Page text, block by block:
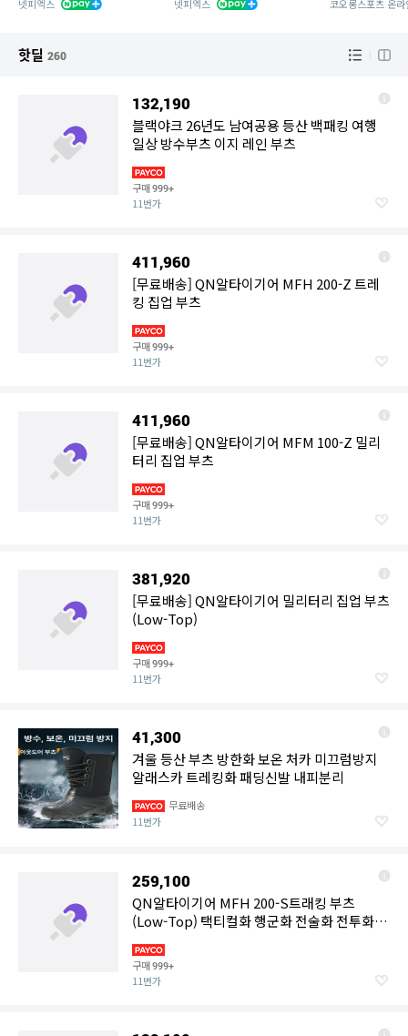
넷피엑스 넷피엑스 코오롱스포츠 온
핫딜 260
132,190
블랙야크 26년도 남여공용 등산 백패킹 여행
일상 방수부츠 이지 레인 부츠
구매999+
11번가
411,960
[무료배송] QN알타이기어 MFH 200-Z 트레
킹 집업 부츠
구매999+
11번가
411,960
[무료배송] QN알타이기어 MFM 100-Z 밀리
터리 집업 부츠
구매999+
11번가
381,920
[무료배송] QN알타이기어 밀리터리 집업 부츠
(Low-Top)
구매999+
11번가
41,300
겨울 등산 부츠 방한화 보온 처카 미끄럼방지
알래스카 트레킹화 패딩신발 내피분리
무료배송
11번가
259,100
QN알타이기어 MFH 200-S트래킹 부츠
(Low-Top) 택티컬화 행군화 전술화 전투화 테
구매999+
11번가